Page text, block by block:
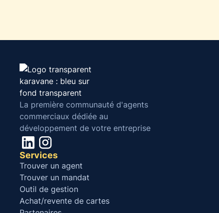
La première communauté d'agents
commerciaux dédiée au
développement de votre entreprise
Services
Trouver un agent
Trouver un mandat
Outil de gestion
Achat/revente de cartes